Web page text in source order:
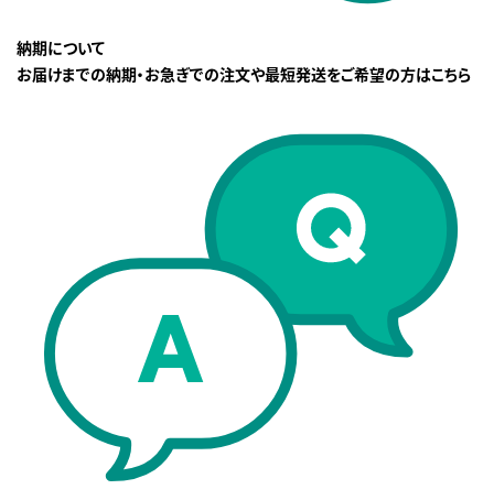
納期について
お届けまでの納期・お急ぎでの注文や最短発送をご希望の方はこちら